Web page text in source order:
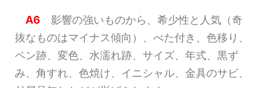
A6 影響の強いものから、希少性と人気（奇
抜なものはマイナス傾向）、べた付き、色移り、
ペン跡、変色、水濡れ跡、サイズ、年式、黒ず
み、角すれ、色焼け、イニシャル、金具のサビ、